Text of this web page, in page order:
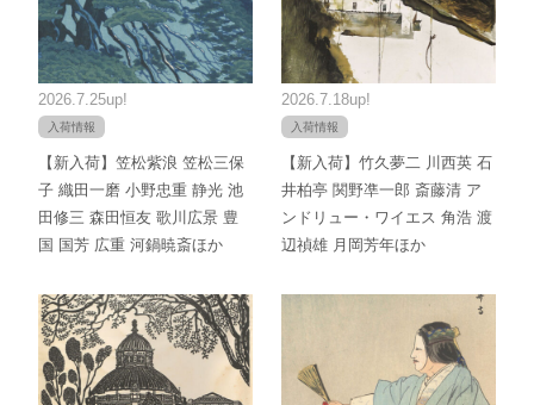
2026.7.25up!
入荷情報
【新入荷】笠松紫浪 笠松三保
子 織田一磨 小野忠重 静光 池
田修三 森田恒友 歌川広景 豊
国 国芳 広重 河鍋暁斎ほか
2026.7.18up!
入荷情報
【新入荷】竹久夢二 川西英 石
井柏亭 関野凖一郎 斎藤清 ア
ンドリュー・ワイエス 角浩 渡
辺禎雄 月岡芳年ほか